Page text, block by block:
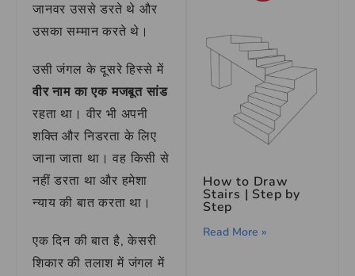
जानवर उससे डरते थे और
उसका सम्मान करते थे।
उसी जंगल के दूसरे हिस्से में
वीर नाम का एक मजबूत सांड
रहता था। वीर भी अपनी
शक्ति और निडरता के लिए
जाना जाता था। वह किसी से
नहीं डरता था और हमेशा
न्याय की बात करता था।
एक दिन की बात है, केसरी
शिकार की तलाश में जंगल में
How to Draw
Stairs | Step by
Step
Read More »